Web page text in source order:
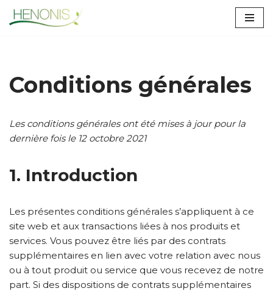
Conditions générales
Les conditions générales ont été mises à jour pour la
dernière fois le 12 octobre 2021
1. Introduction
Les présentes conditions générales s’appliquent à ce
site web et aux transactions liées à nos produits et
services. Vous pouvez être liés par des contrats
supplémentaires en lien avec votre relation avec nous
ou à tout produit ou service que vous recevez de notre
part. Si des dispositions de contrats supplémentaires